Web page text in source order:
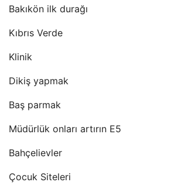
Bakıkön ilk durağı
Kıbrıs Verde
Klinik
Dikiş yapmak
Baş parmak
Müdürlük onları artırın E5
Bahçelievler
Çocuk Siteleri